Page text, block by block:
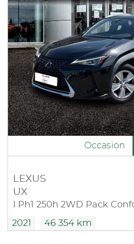
Occasion
LEXUS
UX
2021 46 354 km